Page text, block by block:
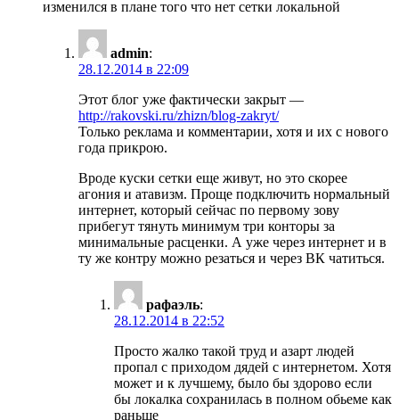
изменился в плане того что нет сетки локальной
admin:
28.12.2014 в 22:09
Этот блог уже фактически закрыт —
http://rakovski.ru/zhizn/blog-zakryt/
Только реклама и комментарии, хотя и их с нового
года прикрою.
Вроде куски сетки еще живут, но это скорее
агония и атавизм. Проще подключить нормальный
интернет, который сейчас по первому зову
прибегут тянуть минимум три конторы за
минимальные расценки. А уже через интернет и в
ту же контру можно резаться и через ВК чатиться.
рафаэль:
28.12.2014 в 22:52
Просто жалко такой труд и азарт людей
пропал с приходом дядей с интернетом. Хотя
может и к лучшему, было бы здорово если
бы локалка сохранилась в полном обьеме как
раньше